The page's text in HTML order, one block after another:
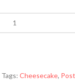
Tags: Cheesecake,